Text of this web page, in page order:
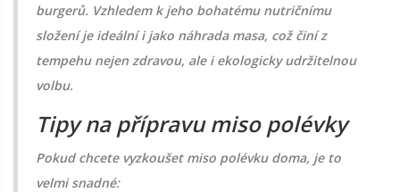
burgerů. Vzhledem k jeho bohatému nutričnímu
složení je ideální i jako náhrada masa, což činí z
tempehu nejen zdravou, ale i ekologicky udržitelnou
volbu.
Tipy na přípravu miso polévky
Pokud chcete vyzkoušet miso polévku doma, je to
velmi snadné: